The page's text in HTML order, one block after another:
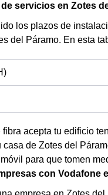
servicios en Zotes
los plazos de
del Páramo. En esta
acepta tu edificio
casa de Zotes del
para que tomen
con Vodafone